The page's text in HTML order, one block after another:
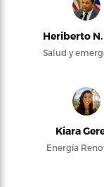
Heriberto N.
Salud y
Kiara
Energía